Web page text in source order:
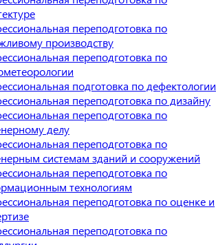
переподготовка по
производству
переподготовка по
подготовка по дефектологии
переподготовка по дизайну
переподготовка по
делу
переподготовка по
системам зданий и сооружений
переподготовка по
технологиям
переподготовка по оценке и
переподготовка по